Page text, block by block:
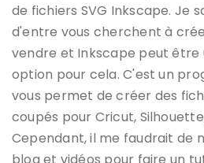
de fichiers SVG Inkscape. Je
d'entre vous cherchent à
vendre et Inkscape peut être
option pour cela. C'est un
vous permet de créer des
coupés pour Cricut,
Cependant, il me faudrait de